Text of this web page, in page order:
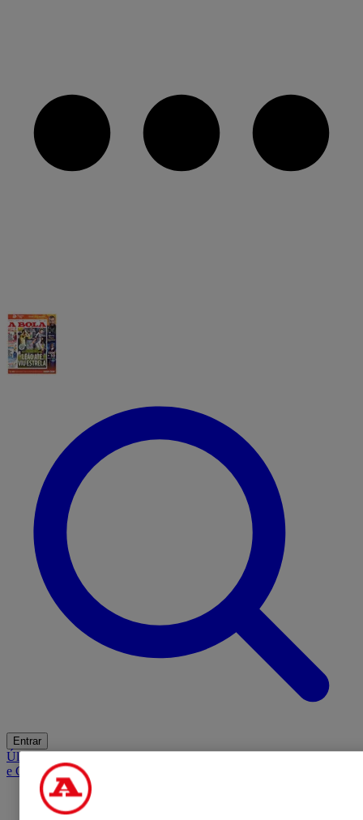
Entrar
ÚltimasMercadoOpiniãoiGaming HubA BOLA SUGEREBarba
e Cabelo